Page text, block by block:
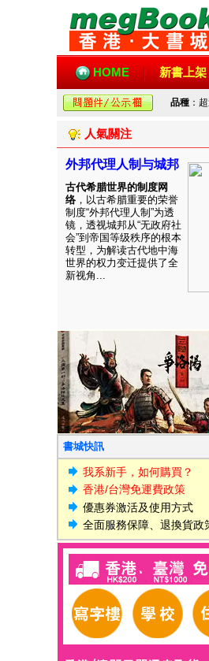
HOME 新書上架
品種 ：
人氣關注
外邦代理人制与城邦
古代希腊世界的制度网
络 ，以古希腊重要的荣誉
制度“外邦代理人制”为透
镜，透视城邦从“无政府社
会”到帝国等级秩序的根本
转型，为解读古代地中海
世界的权力变迁提供了全
新视角...
書城快訊
我系新手，如何購買？
香港/台灣免運費政策
優惠券激活及使用方式
全面服務保障、退換貨政